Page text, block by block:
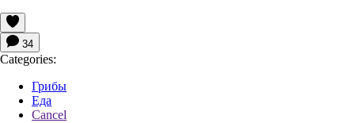
34
Categories:
Грибы
Еда
Cancel